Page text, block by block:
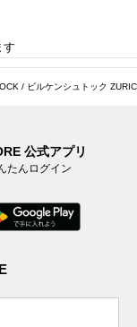
す
/ ビルケンシュトック
公式アプリ
たんログイン